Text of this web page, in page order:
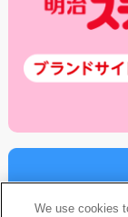
We use cookies